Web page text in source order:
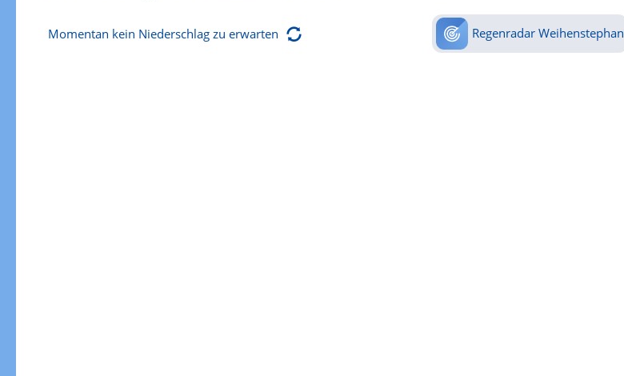
Momentan kein Niederschlag zu erwarten Regenradar Weihenstephan